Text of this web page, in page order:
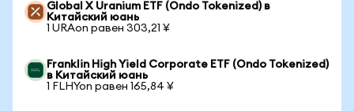
Global X Uranium ETF (Ondo Tokenized) в
Китайский юань
1 URAon равен 303,21 ¥
Franklin High Yield Corporate ETF (Ondo Tokenized)
в Китайский юань
1 FLHYon равен 165,84 ¥